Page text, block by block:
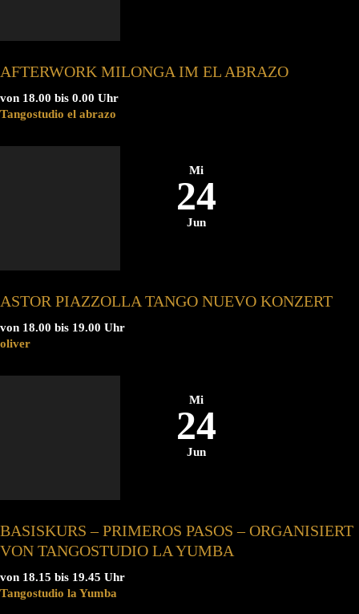
AFTERWORK MILONGA IM EL ABRAZO
von 18.00 bis 0.00 Uhr
Tangostudio el abrazo
Mi
24
Jun
ASTOR PIAZZOLLA TANGO NUEVO KONZERT
von 18.00 bis 19.00 Uhr
oliver
Mi
24
Jun
BASISKURS – PRIMEROS PASOS – ORGANISIERT
VON TANGOSTUDIO LA YUMBA
von 18.15 bis 19.45 Uhr
Tangostudio la Yumba